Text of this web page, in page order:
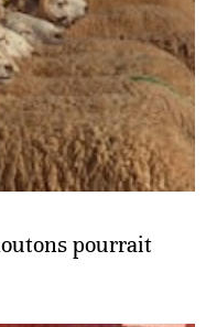
pourrait